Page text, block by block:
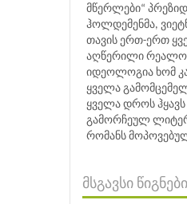
მწერლები“
ჰოლდემენმა,
თავის ერთ-ერთ
აღწერილი
იდეოლოგია ხომ
ყველა
ყველა დროს
გამორჩეულ
რომანს
მსგავსი წიგნები